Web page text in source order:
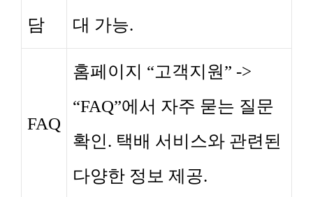
담
대 가능.
FAQ
홈페이지 “고객지원” ->
“FAQ”에서 자주 묻는 질문
확인. 택배 서비스와 관련된
다양한 정보 제공.